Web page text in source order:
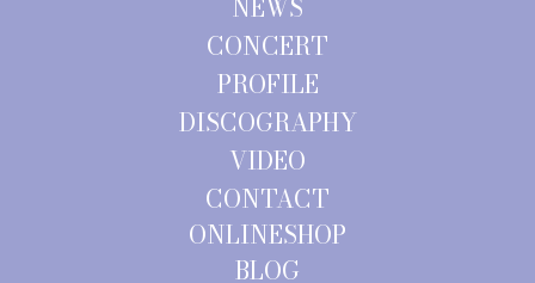
NEWS
CONCERT
PROFILE
DISCOGRAPHY
VIDEO
CONTACT
ONLINESHOP
BLOG